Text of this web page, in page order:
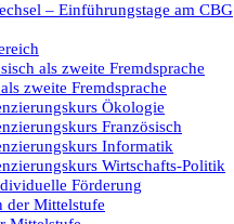
– Einführungstage am CBG
als zweite Fremdsprache
zweite Fremdsprache
Ökologie
Französisch
Informatik
Wirtschafts-Politik
Förderung
der Mittelstufe